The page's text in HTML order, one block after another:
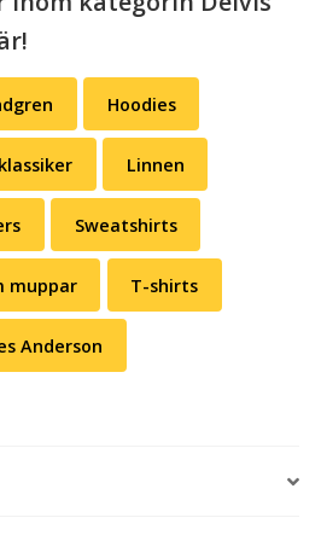
Hoodies
Linnen
Sweatshirts
muppar T-shirts
Anderson